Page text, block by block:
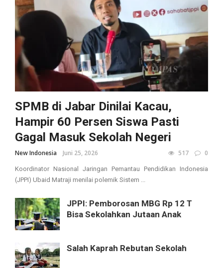
SPMB di Jabar Dinilai Kacau,
Hampir 60 Persen Siswa Pasti
Gagal Masuk Sekolah Negeri
New Indonesia Juni 25, 2026 517 0
Koordinator Nasional Jaringan Pemantau Pendidikan Indonesia
(JPPI) Ubaid Matraji menilai polemik Sistem ...
JPPI: Pemborosan MBG Rp 12 T
Bisa Sekolahkan Jutaan Anak
Salah Kaprah Rebutan Sekolah